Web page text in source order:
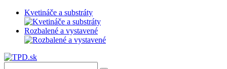
Kvetináče a substráty
Rozbalené a vystavené